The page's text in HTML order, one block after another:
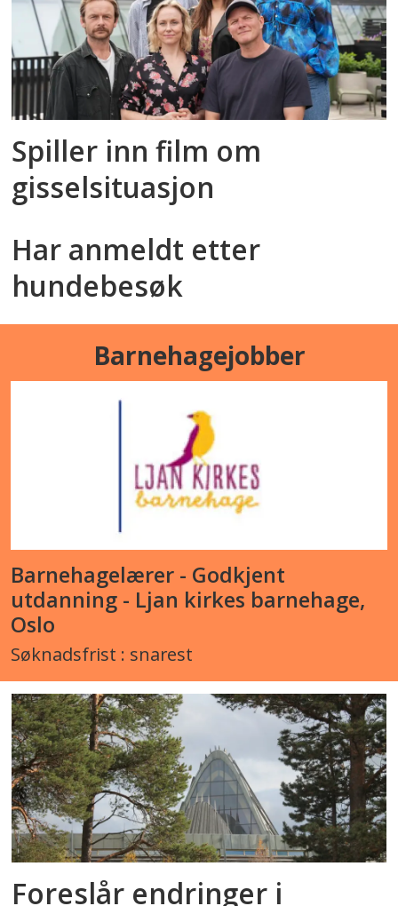
Spiller inn film om
gisselsituasjon
Har anmeldt etter
hundebesøk
Barnehagejobber
Barnehagelærer - Godkjent
utdanning - Ljan kirkes barnehage,
Oslo
Søknadsfrist : snarest
Foreslår endringer i